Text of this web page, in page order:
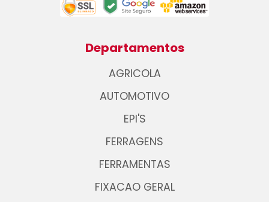
Departamentos
AGRICOLA
AUTOMOTIVO
EPI'S
FERRAGENS
FERRAMENTAS
FIXACAO GERAL